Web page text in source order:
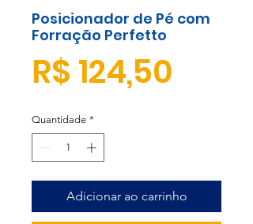
Posicionador de Pé com
Forração Perfetto
R$ 124,50
Quantidade *
Adicionar ao carrinho